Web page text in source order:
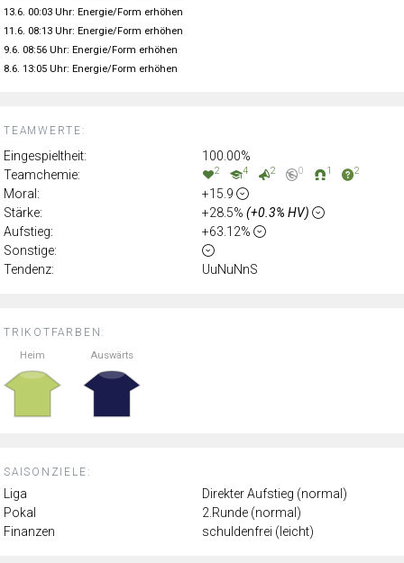
TRIKOTFARBEN:
Heim Auswärts
SAISONZIELE:
Liga
Direkter Aufstieg (normal)
Pokal
2.Runde (normal)
Finanzen
schuldenfrei (leicht)
TEAMWERTE:
Eingespieltheit:
100.00%
Teamchemie:
2 4 2 0 1 2
Moral:
+15.9
Stärke:
+28.5% (+0.3% HV)
Aufstieg:
+63.12%
Sonstige:
Tendenz:
UuNuNnS
13.6. 00:03 Uhr: Energie/Form erhöhen
11.6. 08:13 Uhr: Energie/Form erhöhen
9.6. 08:56 Uhr: Energie/Form erhöhen
8.6. 13:05 Uhr: Energie/Form erhöhen